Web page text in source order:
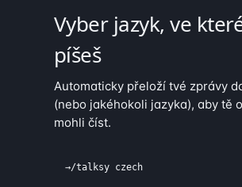
Vyber jazyk, ve
píšeš
Automaticky přeloží tvé zprávy
(nebo jakéhokoli jazyka), aby tě
mohli číst.
→/talksy czech